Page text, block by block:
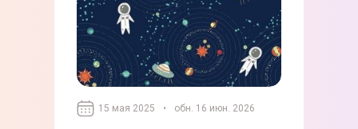
15 мая 2025 • обн. 16 июн. 2026